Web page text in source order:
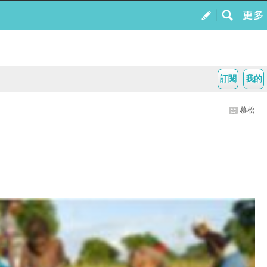
我的
訂閱
慕松